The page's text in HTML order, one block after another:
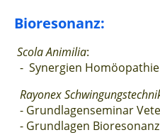
Bioresonanz:
Scola Animilia:
- Synergien
Rayonex
- Grundlagenseminar
- Grundlagen